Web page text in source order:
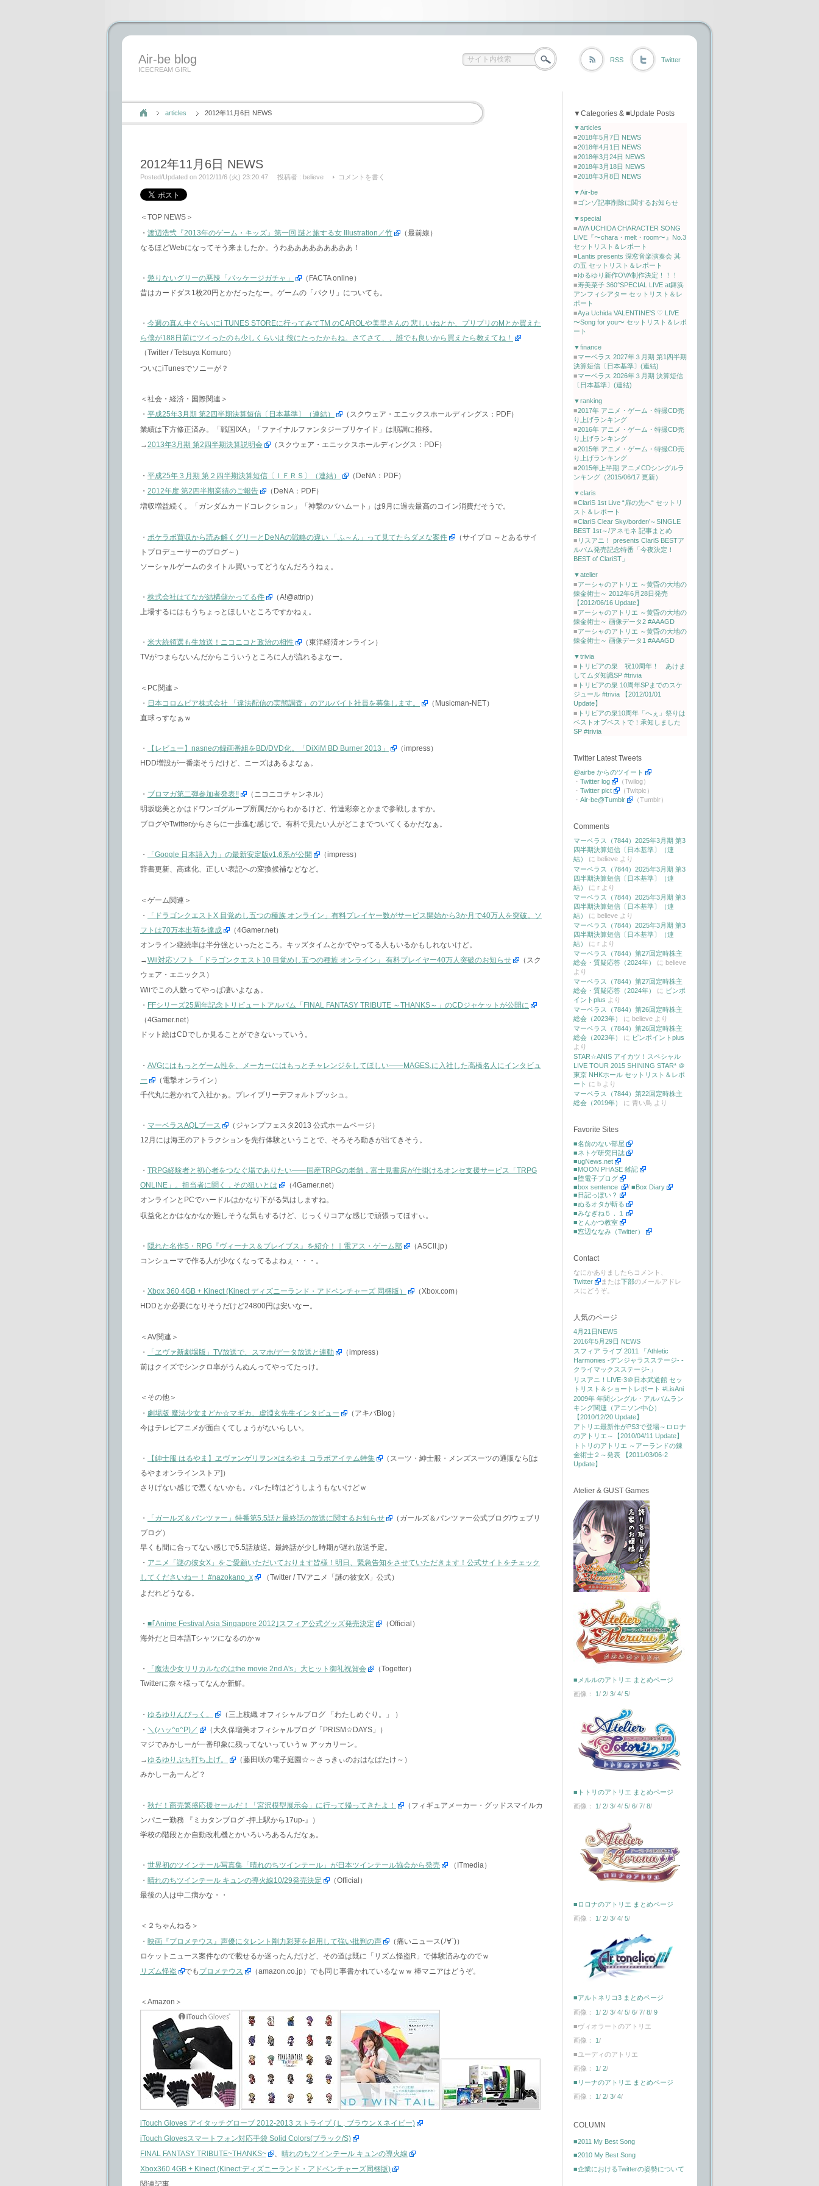
Air-be blog
ICECREAM GIRL
RSS Twitter
articles 2012年11月6日 NEWS
2012年11月6日 NEWS
Posted/Updated on 2012/11/6 (火) 23:20:47 投稿者 : believe コメントを書く
＜TOP NEWS＞
・ 渡辺浩弐『2013年のゲーム・キッズ』第一回 謎と旅する女 Illustration／竹
（最前線）
なるほどWebになってそう来ましたか。うわあああああああああ！
・ 懲りないグリーの悪辣「パッケージガチャ」
（FACTA online）
昔はカードダス1枚20円とかだったなー。ゲームの「パクリ」についても。
・ 今週の真ん中ぐらいにi TUNES STOREに行ってみてTM のCAROLや美里さんの 悲しいねとか、プリプリのMとか買えた
ら僕が188日前にツイったのも少しくらいは 役にたったかもね。さてさて、、誰でも良いから買えたら教えてね！
（Twitter / Tetsuya Komuro）
ついにiTunesでソニーが？
＜社会・経済・国際関連＞
・ 平成25年3月期 第2四半期決算短信〔日本基準〕（連結）
（スクウェア・エニックスホールディングス：PDF）
業績は下方修正済み。「戦国IXA」「ファイナルファンタジーブリケイド」は順調に推移。
→2013年3月期 第2四半期決算説明会 （スクウェア・エニックスホールディングス：PDF）
・ 平成25年３月期 第２四半期決算短信〔ＩＦＲＳ〕（連結）
（DeNA：PDF）
・ 2012年度 第2四半期業績のご報告
（DeNA：PDF）
増収増益続く。「ガンダムカードコレクション」「神撃のバハムート」は9月に過去最高のコイン消費だそうで。
・ ポケラボ買収から読み解くグリーとDeNAの戦略の違い 「ふ～ん」って見てたらダメな案件
（サイプロ ～とあるサイ
トプロデューサーのブログ～）
ソーシャルゲームのタイトル買いってどうなんだろうねぇ。
・ 株式会社はてなが結構儲かってる件
（A!@attrip）
上場するにはもうちょっとほしいところですかねぇ。
・ 米大統領選も生放送！ニコニコと政治の相性
（東洋経済オンライン）
TVがつまらないんだからこういうところに人が流れるよなー。
＜PC関連＞
・ 日本コロムビア株式会社 「違法配信の実態調査」のアルバイト社員を募集します。
（Musicman-NET）
直球っすなぁｗ
・ 【レビュー】nasneの録画番組をBD/DVD化。「DiXiM BD Burner 2013」
（impress）
HDD増設が一番楽そうだけど、ニーズはあるよなぁ。
・ ブロマガ第二弾参加者発表!!
（ニコニコチャンネル）
明坂聡美とかはドワンゴグループ所属だからわかるけど、竹達彩奈とかまで参戦しますか。
ブログやTwitterからさらに一歩進む感じで。有料で見たい人がどこまでついてくるかだなぁ。
・ 「Google 日本語入力」の最新安定版v1.6系が公開
（impress）
辞書更新、高速化、正しい表記への変換候補などなど。
＜ゲーム関連＞
・
「ドラゴンクエストX 目覚めし五つの種族 オンライン」有料プレイヤー数がサービス開始から3か月で40万人を突破。ソ
フトは70万本出荷を達成
（4Gamer.net）
オンライン継続率は半分強といったところ。キッズタイムとかでやってる人もいるかもしれないけど。
→Wii対応ソフト 「ドラゴンクエスト10 目覚めし五つの種族 オンライン」 有料プレイヤー40万人突破のお知らせ
（スク
ウェア・エニックス）
Wiiでこの人数ってやっぱ凄いよなぁ。
・ FFシリーズ25周年記念トリビュートアルバム「FINAL FANTASY TRIBUTE ～THANKS～」のCDジャケットが公開に
（4Gamer.net）
ドット絵はCDでしか見ることができないっていう。
・ AVGにはもっとゲーム性を、メーカーにはもっとチャレンジをしてほしい――MAGES.に入社した高橋名人にインタビュ
ー
（電撃オンライン）
千代丸に惹かれて入社かぁ。ブレイブリーデフォルトプッシュ。
・ マーベラスAQLブース
（ジャンプフェスタ2013 公式ホームページ）
12月には海王のアトラクションを先行体験ということで、そろそろ動きが出てきそう。
・ TRPG経験者と初心者をつなぐ場でありたい――国産TRPGの老舗，富士見書房が仕掛けるオンセ支援サービス「TRPG
ONLINE」。担当者に聞く，その狙いとは
（4Gamer.net）
オンラインとPCでハードルはかなり下がる気はしますね。
収益化とかはなかなか難しそうな気もするけど、じっくりコアな感じで頑張ってほすぃ。
・ 隠れた名作S・RPG『ヴィーナス＆ブレイブス』を紹介！｜電アス・ゲーム部
（ASCII.jp）
コンシューマで作る人が少なくなってるよねぇ・・・。
・ Xbox 360 4GB + Kinect (Kinect ディズニーランド・アドベンチャーズ 同梱版）
（Xbox.com）
HDDとか必要になりそうだけど24800円は安いなー。
＜AV関連＞
・
「ヱヴァ新劇場版」TV放送で、スマホ/データ放送と連動
（impress）
前はクイズでシンクロ率がうんぬんってやってたっけ。
＜その他＞
・ 劇場版 魔法少女まどか☆マギカ、虚淵玄先生インタビュー
（アキバBlog）
今はテレビアニメが面白くてしょうがないらしい。
・ 【紳士服 はるやま】ヱヴァンゲリヲン×はるやま コラボアイテム特集
（スーツ・紳士服・メンズスーツの通販なら[は
るやまオンラインストア]）
さりげない感じで悪くないかも。バレた時はどうしようもないけどｗ
・ 「ガールズ＆パンツァー」特番第5.5話と最終話の放送に関するお知らせ
（ガールズ＆パンツァー公式ブログ/ウェブリ
ブログ）
早くも間に合ってない感じで5.5話放送。最終話が少し時期が遅れ放送予定。
・ アニメ「謎の彼女X」をご愛顧いただいております皆様！明日、緊急告知をさせていただきます！公式サイトをチェック
してくださいねー！ #nazokano_x
（Twitter / TVアニメ「謎の彼女X」公式）
よだれどうなる。
・ ■｢Anime Festival Asia Singapore 2012｣スフィア公式グッズ発売決定
（Official）
海外だと日本語Tシャツになるのかｗ
・ 「魔法少女リリカルなのはthe movie 2nd A's」大ヒット御礼祝賀会
（Togetter）
Twitterに奈々様ってなんか新鮮。
・ ゆるゆりんぴっく。
（三上枝織 オフィシャルブログ 「わたしめぐり。」 ）
・ ＼(ハッ^o^P)／
（大久保瑠美オフィシャルブログ「PRISM☆DAYS」）
マジでみかしーが一番印象に残ってないっていうｗ アッカリーン。
→ゆるゆりぷち打ち上げ。
（藤田咲の電子庭園☆～さっきぃのおはなばたけ～）
みかしーあーんど？
・ 秋だ！商売繁盛応援セールだ！「宮沢模型展示会」に行って帰ってきたよ！
（フィギュアメーカー・グッドスマイルカ
ンパニー勤務 『ミカタンブログ -押上駅から17up-』）
学校の階段とか自動改札機とかいろいろあるんだなぁ。
・ 世界初のツインテール写真集「晴れのちツインテール」が日本ツインテール協会から発売
（ITmedia）
・ 晴れのちツインテール キュンの導火線10/29発売決定
（Official）
最後の人は中二病かな・・
＜２ちゃんねる＞
・ 映画『プロメテウス』声優にタレント剛力彩芽を起用して強い批判の声
（痛いニュース(ﾉ∀`)）
ロケットニュース案件なので載せるか迷ったんだけど、その道は既に「リズム怪盗R」で体験済みなのでｗ
リズム怪盗
でも プロメテウス （amazon.co.jp）でも同じ事書かれているなｗｗ 棒マニアはどうぞ。
＜Amazon＞
iTouch Gloves アイタッチグローブ 2012-2013 ストライプ (Ｌ, ブラウンＸネイビー)
iTouch Glovesスマートフォン対応手袋 Solid Colors(ブラック/S)
FINAL FANTASY TRIBUTE~THANKS~
、 晴れのちツインテール キュンの導火線
Xbox360 4GB + Kinect (Kinect:ディズニーランド・アドベンチャーズ同梱版)
▼Categories & ■Update Posts
▼articles
■2018年5月7日 NEWS
■2018年4月1日 NEWS
■2018年3月24日 NEWS
■2018年3月18日 NEWS
■2018年3月8日 NEWS
▼Air-be
■ゴンゾ記事削除に関するお知らせ
▼special
■AYA UCHIDA CHARACTER SONG
LIVE『〜chara・melt・room〜』No.3
セットリスト＆レポート
■Lantis presents 深窓音楽演奏会 其
の五 セットリスト＆レポート
■ゆるゆり新作OVA制作決定！！！
■寿美菜子 360°SPECIAL LIVE at舞浜
アンフィシアター セットリスト＆レ
ポート
■Aya Uchida VALENTINE'S ♡ LIVE
〜Song for you〜 セットリスト＆レポ
ート
▼finance
■マーベラス 2027年３月期 第1四半期
決算短信〔日本基準〕(連結)
■マーベラス 2026年３月期 決算短信
〔日本基準〕(連結)
▼ranking
■2017年 アニメ・ゲーム・特撮CD売
り上げランキング
■2016年 アニメ・ゲーム・特撮CD売
り上げランキング
■2015年 アニメ・ゲーム・特撮CD売
り上げランキング
■2015年上半期 アニメCDシングルラ
ンキング（2015/06/17 更新）
▼claris
■ClariS 1st Live “扉の先へ“ セットリ
スト＆レポート
■ClariS Clear Sky/border/～SINGLE
BEST 1st～/アネモネ 記事まとめ
■ リスアニ！ presents ClariS BESTア
ルバム発売記念特番「今夜決定！
BEST of ClariST」
▼atelier
■アーシャのアトリエ ～黄昏の大地の
錬金術士～ 2012年6月28日発売
【2012/06/16 Update】
■アーシャのアトリエ ～黄昏の大地の
錬金術士～ 画像データ2 #AAAGD
■アーシャのアトリエ ～黄昏の大地の
錬金術士～ 画像データ1 #AAAGD
▼trivia
■ トリビアの泉 祝10周年！ あけま
してムダ知識SP #trivia
■ トリビアの泉 10周年SPまでのスケ
ジュール #trivia 【2012/01/01
Update】
■ トリビアの泉10周年「へぇ」祭りは
ベストオブベストで！承知しました
SP #trivia
Twitter Latest Tweets
@airbe からのツイート
・ Twitter log
（Twilog）
・ Twitter pict
（Twitpic）
・ Air-be@Tumblr （Tumblr）
Comments
マーベラス（7844）2025年3月期 第3
四半期決算短信〔日本基準〕（連
結）
に believe より
マーベラス（7844）2025年3月期 第3
四半期決算短信〔日本基準〕（連
結）
に r より
マーベラス（7844）2025年3月期 第3
四半期決算短信〔日本基準〕（連
結）
に believe より
マーベラス（7844）2025年3月期 第3
四半期決算短信〔日本基準〕（連
結）
に r より
マーベラス（7844）第27回定時株主
総会・質疑応答（2024年）
に believe
より
マーベラス（7844）第27回定時株主
総会・質疑応答（2024年）
に ピンポ
イントplus より
マーベラス（7844）第26回定時株主
総会（2023年）
に believe より
マーベラス（7844）第26回定時株主
総会（2023年）
に ピンポイントplus
より
STAR☆ANIS アイカツ！スペシャル
LIVE TOUR 2015 SHINING STAR* ＠
東京 NHKホール セットリスト＆レポ
ート に b より
マーベラス（7844）第22回定時株主
総会（2019年）
に 青い鳥 より
Favorite Sites
■名前のない部屋
■ネトゲ研究日誌
■ugNews.net
■MOON PHASE 雑記
■堕電子ブログ
■box sentence
/ ■Box Diary
■日記っぽい？
■ぬるオタが斬る
■みなぎね５．１
■とんかつ教室
■窓辺ななみ（Twitter）
Contact
なにかありましたらコメント、
Twitter
または下部のメールアドレ
スにどうぞ。
人気のページ
4月21日NEWS
2016年5月29日 NEWS
スフィア ライブ 2011 「Athletic
Harmonies -デンジャラスステージ- -
クライマックスステージ-」
リスアニ！LIVE-3＠日本武道館 セッ
トリスト＆ショートレポート #LisAni
2009年 年間シングル・アルバムラン
キング関連（アニソン中心）
【2010/12/20 Update】
アトリエ最新作がPS3で登場～ロロナ
のアトリエ～【2010/04/11 Update】
トトリのアトリエ ～アーランドの錬
金術士２～発表 【2011/03/06-2
Update】
Atelier & GUST Games
■メルルのアトリエ まとめページ
画像： 1/ 2/ 3/ 4/ 5/
■トトリのアトリエ まとめページ
画像： 1/ 2/ 3/ 4/ 5/ 6/ 7/ 8/
■ロロナのアトリエ まとめページ
画像： 1 / 2/ 3/ 4/ 5/
■アルトネリコ3 まとめページ
画像： 1/ 2/ 3/ 4/ 5/ 6/ 7/ 8/ 9
■ヴィオラートのアトリエ
画像： 1/
■ユーディのアトリエ
画像： 1/ 2/
■リーナのアトリエ まとめページ
画像： 1/ 2/ 3/ 4/
COLUMN
■2011 My Best Song
■2010 My Best Song
■企業におけるTwitterの姿勢について